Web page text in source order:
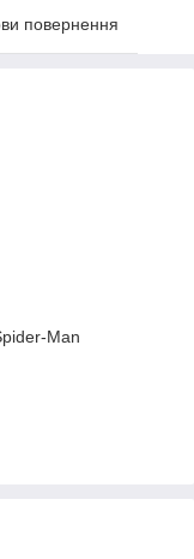
повернення
Man